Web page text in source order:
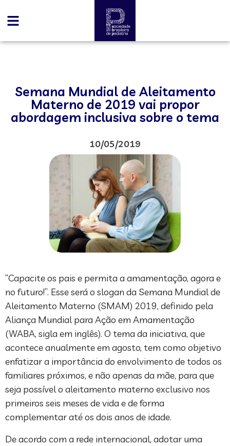
Semana Mundial de Aleitamento
Materno de 2019 vai propor
abordagem inclusiva sobre o tema
10/05/2019
“Capacite os pais e permita a amamentação, agora e
no futuro!”. Esse será o slogan da Semana Mundial de
Aleitamento Materno (SMAM) 2019, definido pela
Aliança Mundial para Ação em Amamentação
(WABA, sigla em inglês). O tema da iniciativa, que
acontece anualmente em agosto, tem como objetivo
enfatizar a importância do envolvimento de todos os
familiares próximos, e não apenas da mãe, para que
seja possível o aleitamento materno exclusivo nos
primeiros seis meses de vida e de forma
complementar até os dois anos de idade.
De acordo com a rede internacional, adotar uma